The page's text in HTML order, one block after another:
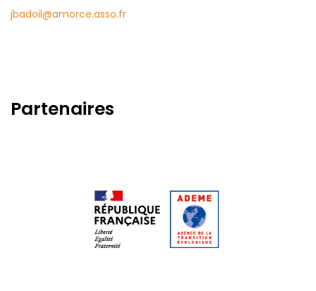
jbadoil@amorce.asso.fr
Partenaires